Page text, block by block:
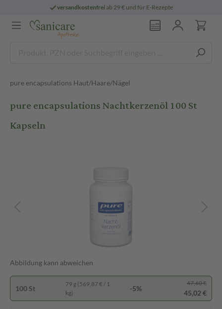
versandkostenfreiab 29 € und für E-Rezepte
pure encapsulations Haut/Haare/Nägel
pure encapsulations Nachtkerzenöl 100 St
Kapseln
Abbildung kann abweichen
100 St
79 g (569,87 € / 1
kg)
-5%
47,60 €
45,02 €